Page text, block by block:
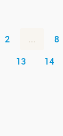
2 ... 8
13 14